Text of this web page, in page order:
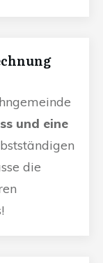
und eine
die